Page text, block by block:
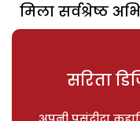
मिला सर्वश्रेष्ठ
सरिता